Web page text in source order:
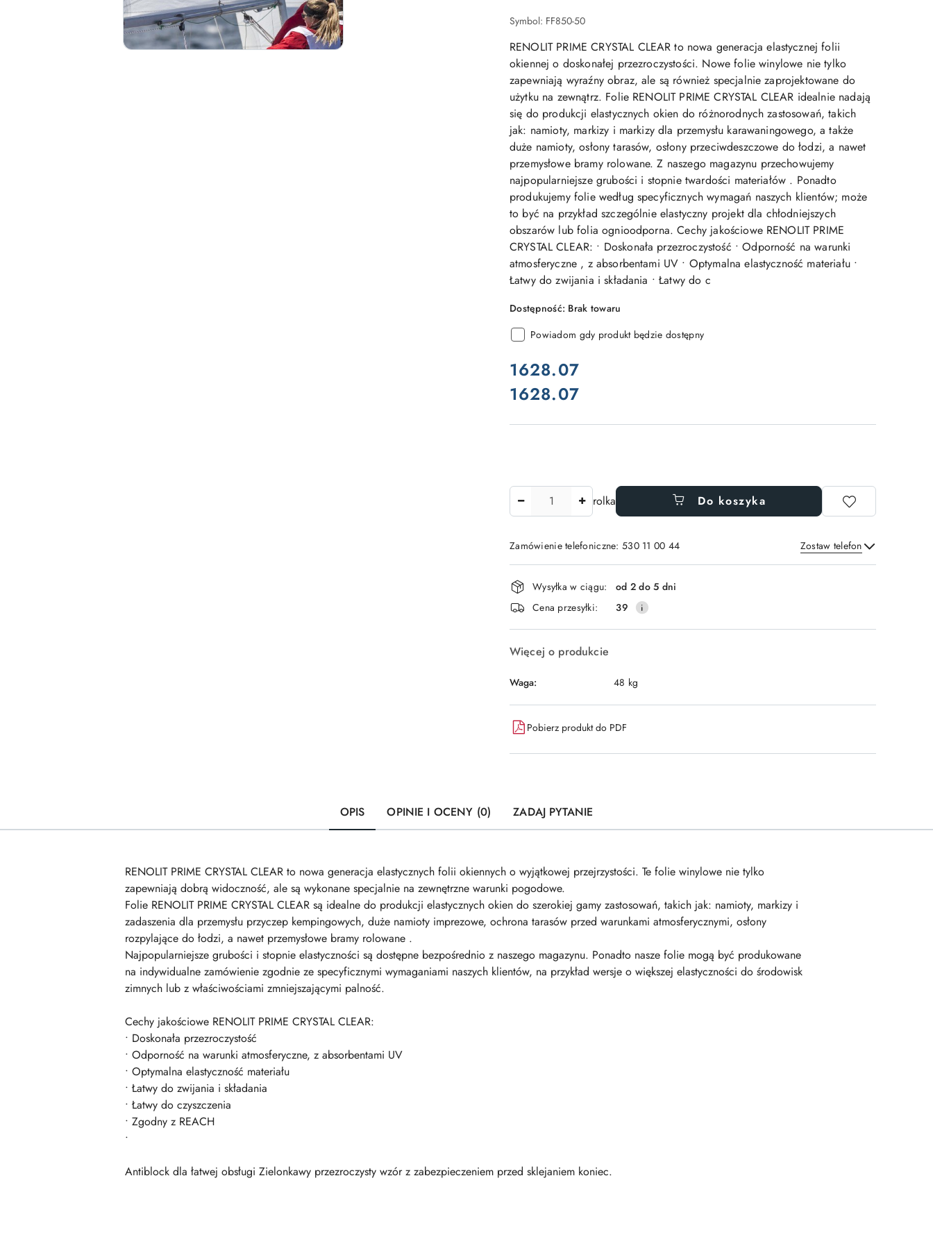
Symbol: FF850-50
RENOLIT PRIME CRYSTAL CLEAR to nowa generacja elastycznej folii
okiennej o doskonałej przezroczystości. Nowe folie winylowe nie tylko
zapewniają wyraźny obraz, ale są również specjalnie zaprojektowane do
użytku na zewnątrz. Folie RENOLIT PRIME CRYSTAL CLEAR idealnie nadają
się do produkcji elastycznych okien do różnorodnych zastosowań, takich
jak: namioty, markizy i markizy dla przemysłu karawaningowego, a także
duże namioty, osłony tarasów, osłony przeciwdeszczowe do łodzi, a nawet
przemysłowe bramy rolowane. Z naszego magazynu przechowujemy
najpopularniejsze grubości i stopnie twardości materiałów . Ponadto
produkujemy folie według specyficznych wymagań naszych klientów; może
to być na przykład szczególnie elastyczny projekt dla chłodniejszych
obszarów lub folia ognioodporna. Cechy jakościowe RENOLIT PRIME
CRYSTAL CLEAR: • Doskonała przezroczystość • Odporność na warunki
atmosferyczne , z absorbentami UV • Optymalna elastyczność materiału •
Łatwy do zwijania i składania • Łatwy do c
Dostępność: Brak towaru
Powiadom gdy produkt będzie dostępny
cena:
1628.07
Cena:
1628.07
rolka Do koszyka
Zamówienie telefoniczne: 530 11 00 44 Zostaw telefon
Wyślij
Dostępność
i
dostawa
Wysyłka w ciągu:
od 2 do 5 dni
Cena przesyłki:
39
Więcej o produkcie
Waga: 48 kg
Pobierz produkt do PDF
OPIS OPINIE I OCENY (0) ZADAJ PYTANIE
RENOLIT PRIME CRYSTAL CLEAR to nowa generacja elastycznych folii okiennych o wyjątkowej przejrzystości. Te folie winylowe nie tylko
zapewniają dobrą widoczność, ale są wykonane specjalnie na zewnętrzne warunki pogodowe.
Folie RENOLIT PRIME CRYSTAL CLEAR są idealne do produkcji elastycznych okien do szerokiej gamy zastosowań, takich jak: namioty, markizy i
zadaszenia dla przemysłu przyczep kempingowych, duże namioty imprezowe, ochrona tarasów przed warunkami atmosferycznymi, osłony
rozpylające do łodzi, a nawet przemysłowe bramy rolowane .
Najpopularniejsze grubości i stopnie elastyczności są dostępne bezpośrednio z naszego magazynu. Ponadto nasze folie mogą być produkowane
na indywidualne zamówienie zgodnie ze specyficznymi wymaganiami naszych klientów, na przykład wersje o większej elastyczności do środowisk
zimnych lub z właściwościami zmniejszającymi palność.
Cechy jakościowe RENOLIT PRIME CRYSTAL CLEAR:
• Doskonała przezroczystość
• Odporność na warunki atmosferyczne, z absorbentami UV
• Optymalna elastyczność materiału
• Łatwy do zwijania i składania
• Łatwy do czyszczenia
• Zgodny z REACH
•
Antiblock dla łatwej obsługi Zielonkawy przezroczysty wzór z zabezpieczeniem przed sklejaniem koniec.